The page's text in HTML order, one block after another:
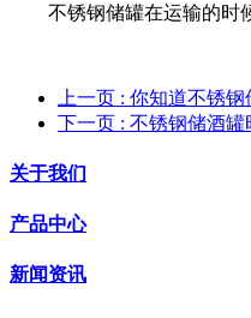
不锈钢储罐在运输的时
上一页 : 你知道不锈钢
下一页 : 不锈钢储酒
关于我们
产品中心
新闻资讯